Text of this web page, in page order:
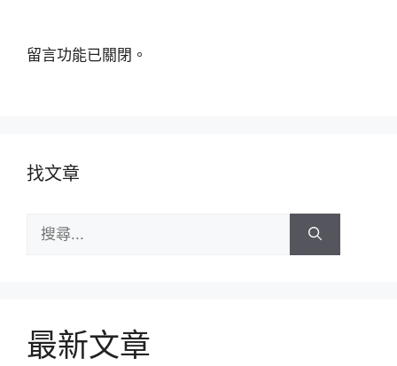
留言功能已關閉。
找文章
尋:
最新文章